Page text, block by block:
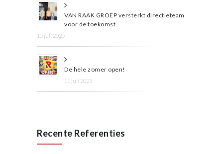
VAN RAAK GROEP versterkt directieteam
voor de toekomst
15 juli 2025
De hele zomer open!
11 juli 2025
Recente Referenties